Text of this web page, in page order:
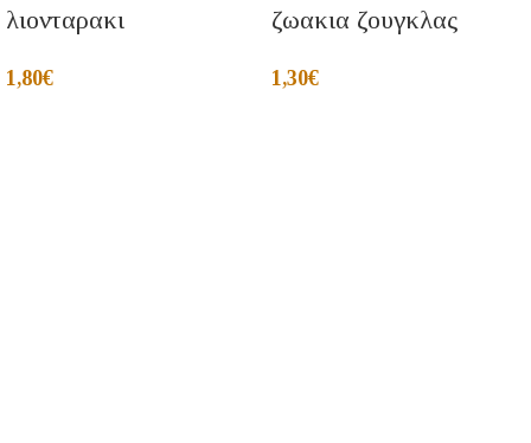
λιονταρακι
1,80€
ζωακια ζουγκλας
1,30€